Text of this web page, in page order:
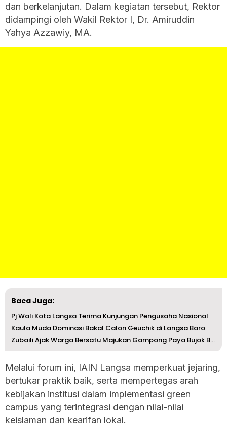
dan berkelanjutan. Dalam kegiatan tersebut, Rektor
didampingi oleh Wakil Rektor I, Dr. Amiruddin
Yahya Azzawiy, MA.
Baca Juga:
Pj Wali Kota Langsa Terima Kunjungan Pengusaha Nasional
Kaula Muda Dominasi Bakal Calon Geuchik di Langsa Baro
Zubaili Ajak Warga Bersatu Majukan Gampong Paya Bujok Beu...
Melalui forum ini, IAIN Langsa memperkuat jejaring,
bertukar praktik baik, serta mempertegas arah
kebijakan institusi dalam implementasi green
campus yang terintegrasi dengan nilai-nilai
keislaman dan kearifan lokal.